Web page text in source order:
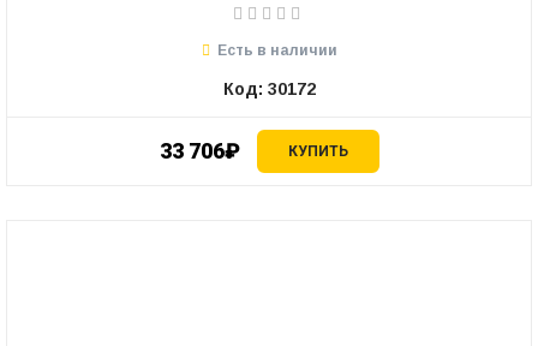
33 706₽ КУПИТЬ
Есть в наличии
Код: 30172